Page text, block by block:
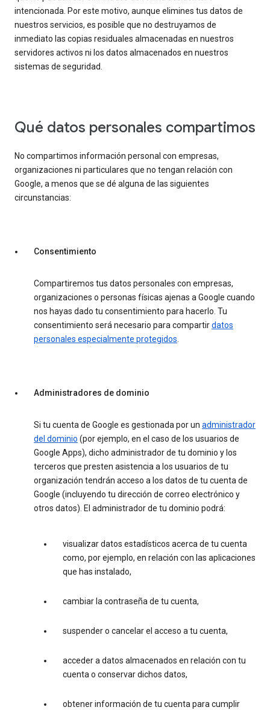
intencionada. Por este motivo, aunque elimines tus datos de
nuestros servicios, es posible que no destruyamos de
inmediato las copias residuales almacenadas en nuestros
servidores activos ni los datos almacenados en nuestros
sistemas de seguridad.
Qué datos personales compartimos
No compartimos información personal con empresas,
organizaciones ni particulares que no tengan relación con
Google, a menos que se dé alguna de las siguientes
circunstancias:
Consentimiento
Compartiremos tus datos personales con empresas,
organizaciones o personas físicas ajenas a Google cuando
nos hayas dado tu consentimiento para hacerlo. Tu
consentimiento será necesario para compartirdatos
personales especialmente protegidos.
Administradores de dominio
Si tu cuenta de Google es gestionada por un administrador
del dominio (por ejemplo, en el caso de los usuarios de
Google Apps), dicho administrador de tu dominio y los
terceros que presten asistencia a los usuarios de tu
organización tendrán acceso a los datos de tu cuenta de
Google (incluyendo tu dirección de correo electrónico y
otros datos). El administrador de tu dominio podrá:
visualizar datos estadísticos acerca de tu cuenta
como, por ejemplo, en relación con las aplicaciones
que has instalado,
cambiar la contraseña de tu cuenta,
suspender o cancelar el acceso a tu cuenta,
acceder a datos almacenados en relación con tu
cuenta o conservar dichos datos,
obtener información de tu cuenta para cumplir